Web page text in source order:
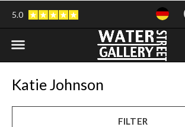
5.0
Katie Johnson
FILTER